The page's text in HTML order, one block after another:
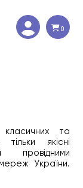
0
та
якісні
України.